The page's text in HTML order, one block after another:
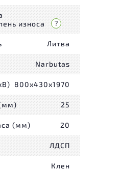
износа
Литва
Narbutas
800x430x1970
25
(мм) 20
ЛДСП
Клен